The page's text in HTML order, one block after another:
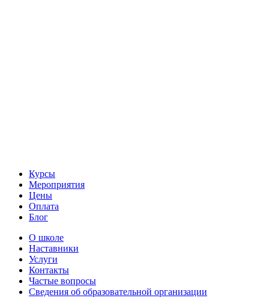
Курсы
Мероприятия
Цены
Оплата
Блог
О школе
Наставники
Услуги
Контакты
Частые вопросы
Сведения об образовательной организации